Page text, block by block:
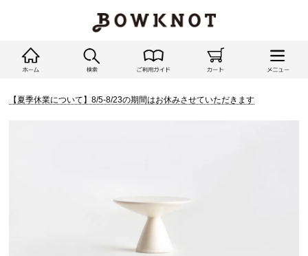
【夏季休業について】8/5-8/23の期間はお休みさせていただきます